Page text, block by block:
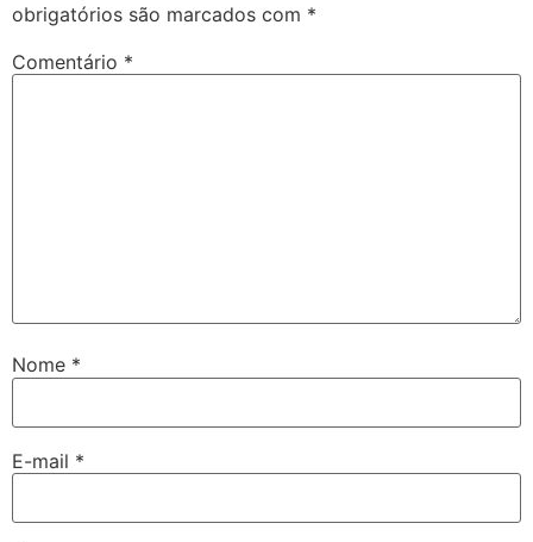
obrigatórios são marcados com *
Comentário *
Nome *
E-mail *